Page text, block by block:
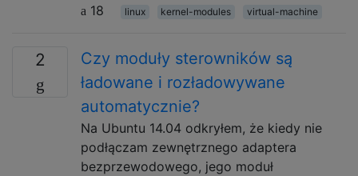
18
linux kernel-modules virtual-machine
2
Czy moduły sterowników są
ładowane i rozładowywane
automatycznie?
Na Ubuntu 14.04 odkryłem, że kiedy nie
podłączam zewnętrznego adaptera
bezprzewodowego, jego moduł